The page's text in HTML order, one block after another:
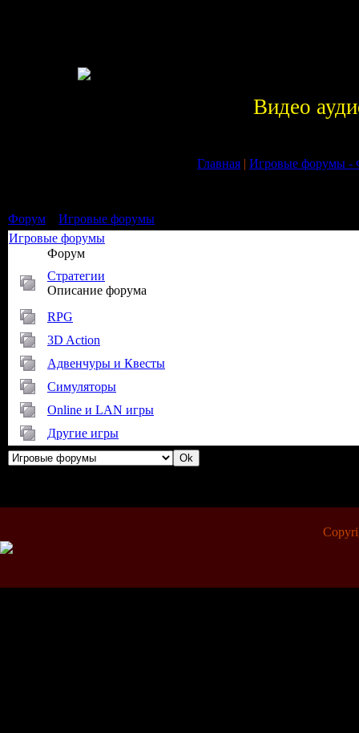
Видео
Главная | Игровые форумы -
Форум
Игровые форумы
Игровые форумы
Форум
Стратегии
Описание форума
RPG
3D Action
Адвенчуры и Квесты
Симуляторы
Online и LAN игры
Другие игры